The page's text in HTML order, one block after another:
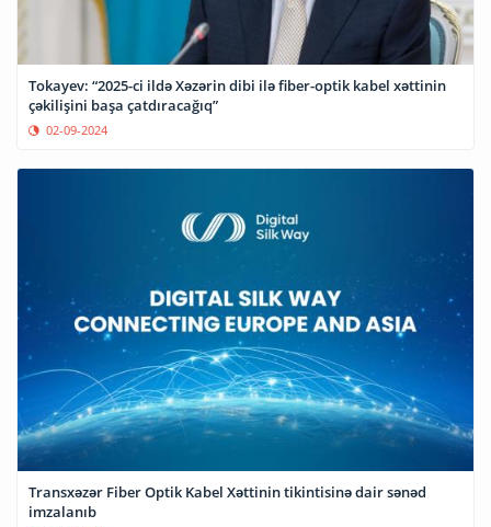
Tokayev: “2025-ci ildə Xəzərin dibi ilə fiber-optik kabel xəttinin
çəkilişini başa çatdıracağıq”
02-09-2024
Transxəzər Fiber Optik Kabel Xəttinin tikintisinə dair sənəd
imzalanıb